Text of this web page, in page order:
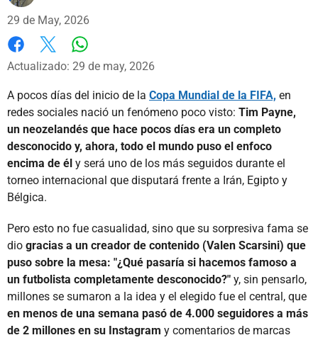
29 de May, 2026
Facebook
X Whatsapp
Actualizado: 29 de may, 2026
A pocos días del inicio de la Copa Mundial de la FIFA, en
redes sociales nació un fenómeno poco visto: Tim Payne,
un neozelandés que hace pocos días era un completo
desconocido y, ahora, todo el mundo puso el enfoco
encima de él y será uno de los más seguidos durante el
torneo internacional que disputará frente a Irán, Egipto y
Bélgica.
Pero esto no fue casualidad, sino que su sorpresiva fama se
dio gracias a un creador de contenido (Valen Scarsini) que
puso sobre la mesa: "¿Qué pasaría si hacemos famoso a
un futbolista completamente desconocido?" y, sin pensarlo,
millones se sumaron a la idea y el elegido fue el central, que
en menos de una semana pasó de 4.000 seguidores a más
de 2 millones en su Instagram y comentarios de marcas